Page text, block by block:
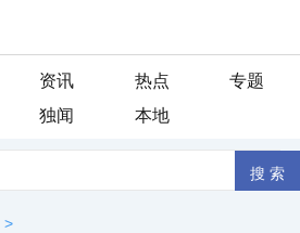
资讯 热点
专题
独闻 本地
>